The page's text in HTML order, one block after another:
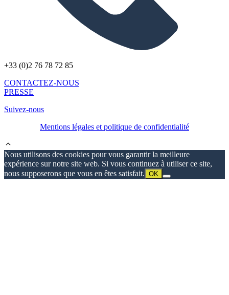
+33 (0)2 76 78 72 85
CONTACTEZ-NOUS
PRESSE
Suivez-nous
Mentions légales et politique de confidentialité
Nous utilisons des cookies pour vous garantir la meilleure
expérience sur notre site web. Si vous continuez à utiliser ce site,
nous supposerons que vous en êtes satisfait. OK